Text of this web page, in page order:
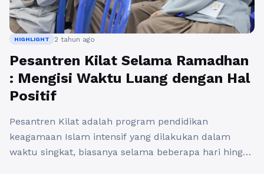
HIGHLIGHT 2 tahun ago
Pesantren Kilat Selama Ramadhan
: Mengisi Waktu Luang dengan Hal
Positif
Pesantren Kilat adalah program pendidikan
keagamaan Islam intensif yang dilakukan dalam
waktu singkat, biasanya selama beberapa hari hingga